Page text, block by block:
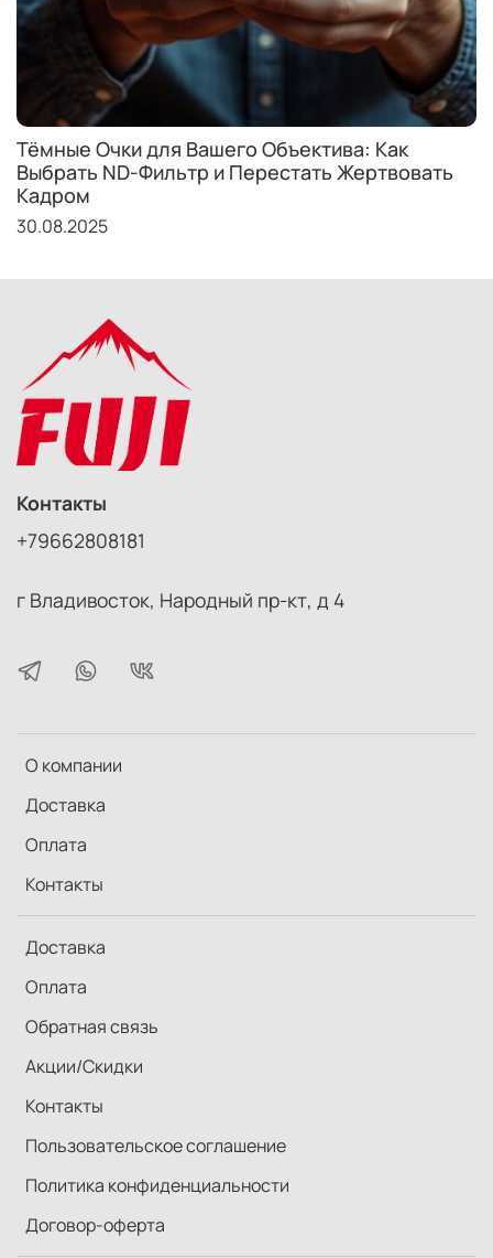
Тёмные Очки для Вашего Объектива: Как
Выбрать ND-Фильтр и Перестать Жертвовать
Кадром
30.08.2025
О компании
Доставка
Оплата
Контакты
Доставка
Оплата
Обратная связь
Акции/Скидки
Контакты
Пользовательское соглашение
Политика конфиденциальности
Договор-оферта
Контакты
+79662808181
г Владивосток, Народный пр-кт, д 4